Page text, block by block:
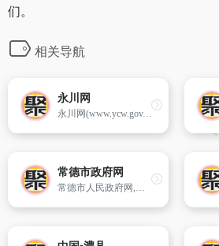
们。
相关导航
永川网
永川网(www.ycw.gov.cn)2008年6月20日开通,是中共重庆市永川区委对外宣传的门户网站,以宣传永川、展示形象、全面权威、服务发展为办网宗旨,以让永川走向世界,让世界知晓永川为办网目标,主要以新闻、视频、图库、专题等新闻宣传的形式,展示永川经济社会发展取得的成就,是永川大全的本土新闻资讯网站。
常德市政府网
常德市人民政府网,以突出宣传常德形象、指导政府工作和服务民众生活等特色为主导,内容涵盖了常德概况、新文件、人事信息、政府采购、市长信箱、政民互动、工业园区、招商、旅游等信息资料,丰富完善政府网站的内容。常德市政府网充分体现了政务公开及服务型政府的特点,利用信息化手段来推进常德市经济社会既好